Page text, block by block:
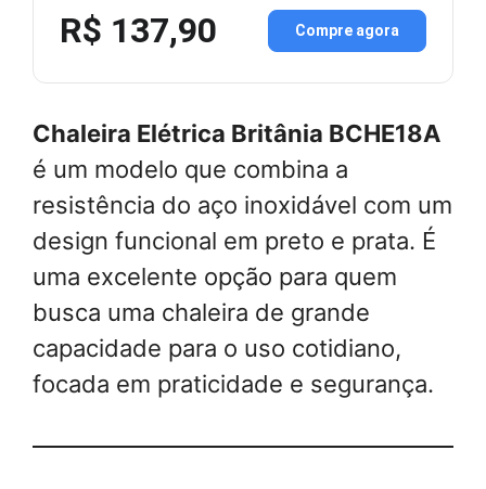
R$ 137,90 Compre agora
Chaleira Elétrica Britânia BCHE18A
é um modelo que combina a
resistência do aço inoxidável com um
design funcional em preto e prata. É
uma excelente opção para quem
busca uma chaleira de grande
capacidade para o uso cotidiano,
focada em praticidade e segurança.